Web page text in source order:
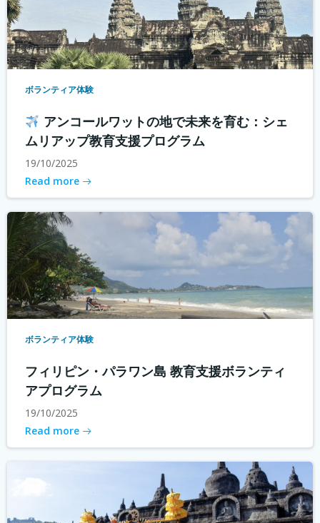
ボランティア体験
アンコールワットの地で未来を育む：シェ
ムリアップ教育支援プログラム
19/10/2025
Read more
ボランティア体験
フィリピン・パラワン島 教育支援ボランティ
アプログラム
19/10/2025
Read more